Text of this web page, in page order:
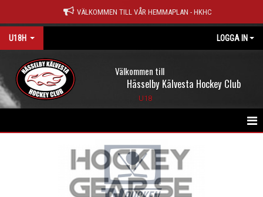
VÄLKOMMEN TILL VÅR HEMMAPLAN - HKHC
U18H LOGGA IN
Hässelby Kälvesta Hockey Club
Välkommen till
U18